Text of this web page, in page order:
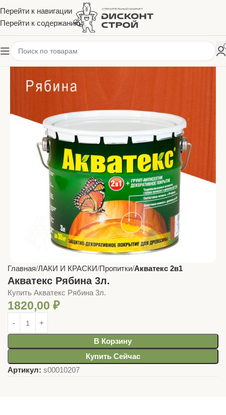
Перейти к навигации
Перейти к содержанию
Главная ЛАКИ И КРАСКИ Пропитки Акватекс 2в1
Акватекс Рябина 3л.
Купить Акватекс Рябина 3л.
1820,00 ₽
В Корзину
Купить Сейчас
Артикул: s00010207